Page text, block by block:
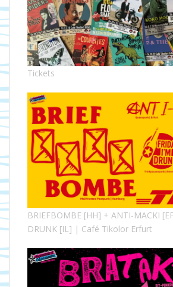
Tickets
BRIEFBOMBE [HH] + ANTI-MACKI
DRUNK [IL] | Café Tikolor Erfurt